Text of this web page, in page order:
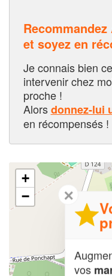
Recommandez
et soyez en
Je connais bien
intervenir chez
proche !
Alorsdonnez-lui
en récompensés !
+
−
✕
vos